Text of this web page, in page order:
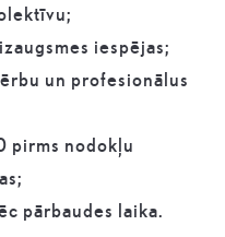
iespējas;
un profesionālus
nodokļu
pārbaudes laika.